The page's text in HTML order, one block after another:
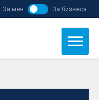
За мен За бизнеса